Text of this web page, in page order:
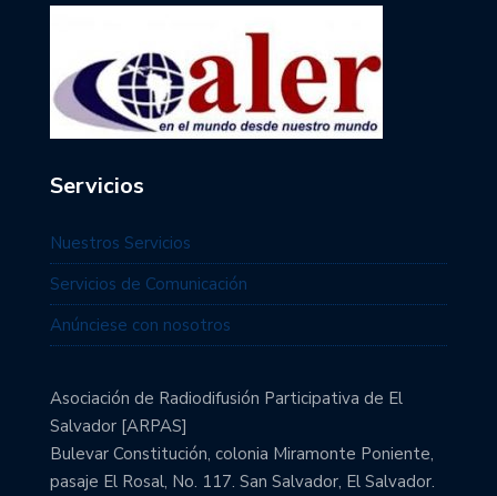
Servicios
Nuestros Servicios
Servicios de Comunicación
Anúnciese con nosotros
Asociación de Radiodifusión Participativa de El
Salvador [ARPAS]
Bulevar Constitución, colonia Miramonte Poniente,
pasaje El Rosal, No. 117. San Salvador, El Salvador.